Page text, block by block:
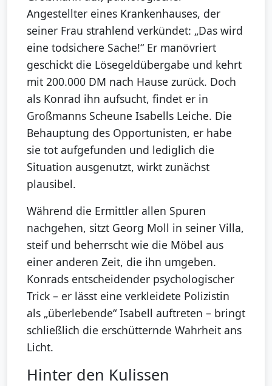
Angestellter eines Krankenhauses, der
seiner Frau strahlend verkündet: „Das wird
eine todsichere Sache!“ Er manövriert
geschickt die Lösegeldübergabe und kehrt
mit 200.000 DM nach Hause zurück. Doch
als Konrad ihn aufsucht, findet er in
Großmanns Scheune Isabells Leiche. Die
Behauptung des Opportunisten, er habe
sie tot aufgefunden und lediglich die
Situation ausgenutzt, wirkt zunächst
plausibel.
Während die Ermittler allen Spuren
nachgehen, sitzt Georg Moll in seiner Villa,
steif und beherrscht wie die Möbel aus
einer anderen Zeit, die ihn umgeben.
Konrads entscheidender psychologischer
Trick – er lässt eine verkleidete Polizistin
als „überlebende“ Isabell auftreten – bringt
schließlich die erschütternde Wahrheit ans
Licht.
Hinter den Kulissen